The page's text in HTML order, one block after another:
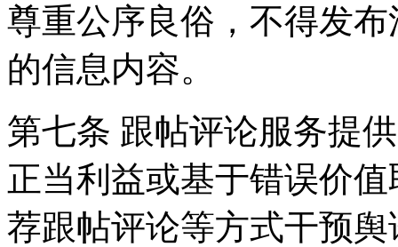
尊重公序良俗，不得发
的信息内容。
第七条 跟帖评论服务提
正当利益或基于错误价
荐跟帖评论等方式干预